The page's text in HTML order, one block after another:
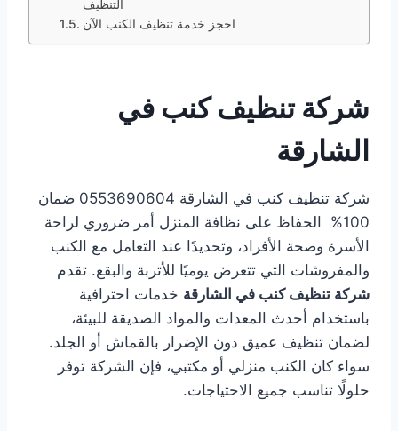
التنظيف
احجز خدمة تنظيف الكنب الآن
شركة تنظيف كنب في
الشارقة
شركة تنظيف كنب في الشارقة 0553690604 ضمان
100% الحفاظ على نظافة المنزل أمر ضروري لراحة
الأسرة وصحة الأفراد، وتحديدًا عند التعامل مع الكنب
والمفروشات التي تتعرض يوميًا للأتربة والبقع. تقدم
شركة تنظيف كنب في الشارقة خدمات احترافية
باستخدام أحدث المعدات والمواد الصديقة للبيئة،
لضمان تنظيف عميق دون الإضرار بالقماش أو الجلد.
سواء كان الكنب منزلي أو مكتبي، فإن الشركة توفر
حلولًا تناسب جميع الاحتياجات.